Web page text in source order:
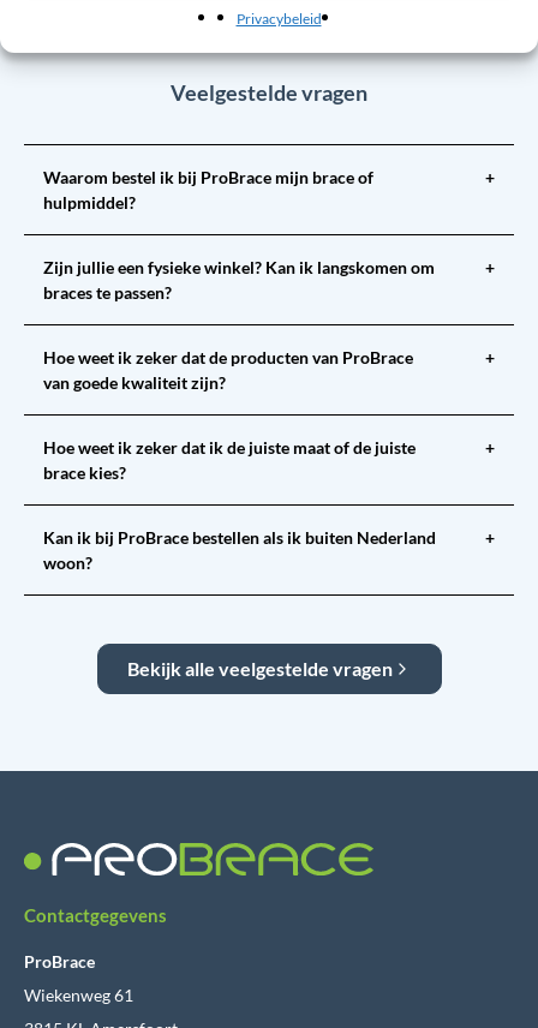
Privacybeleid
Veelgestelde vragen
Waarom bestel ik bij ProBrace mijn brace of
hulpmiddel?
+
Zijn jullie een fysieke winkel? Kan ik langskomen om
braces te passen?
+
Hoe weet ik zeker dat de producten van ProBrace
van goede kwaliteit zijn?
+
Hoe weet ik zeker dat ik de juiste maat of de juiste
brace kies?
+
Kan ik bij ProBrace bestellen als ik buiten Nederland
woon?
+
Bekijk alle veelgestelde vragen
Contactgegevens
ProBrace
Wiekenweg 61